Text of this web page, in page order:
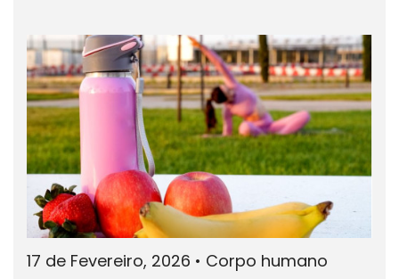
17 de Fevereiro, 2026 • Corpo humano